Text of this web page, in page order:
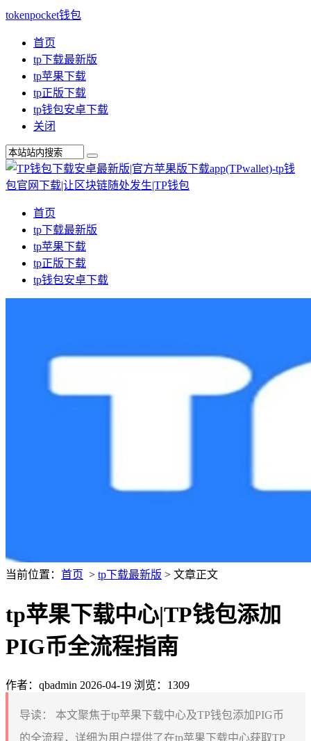
tokenpocket钱包
首页
tp下载最新版
tp苹果下载
tp正版下载
tp钱包安卓下载
关闭
首页
tp下载最新版
tp苹果下载
tp正版下载
tp钱包安卓下载
当前位置： 首页 > tp下载最新版 > 文章正文
tp苹果下载中心|TP钱包添加
PIG币全流程指南
作者：qbadmin 2026-04-19 浏览：1309
导读：
本文聚焦于tp苹果下载中心及TP钱包添加PIG币
的全流程，详细为用户提供了在tp苹果下载中心获取TP